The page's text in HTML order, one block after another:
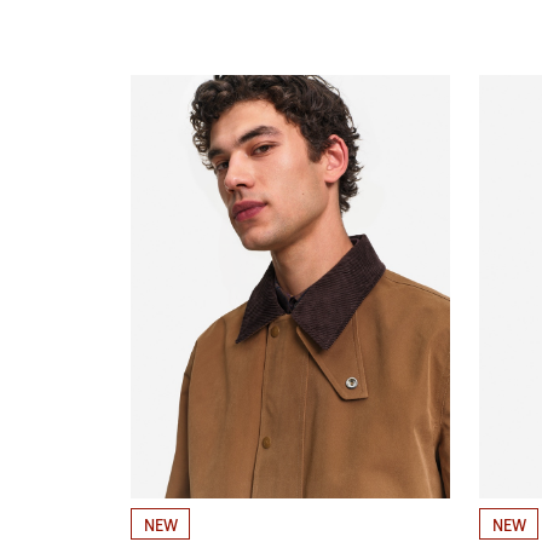
NEW NEW